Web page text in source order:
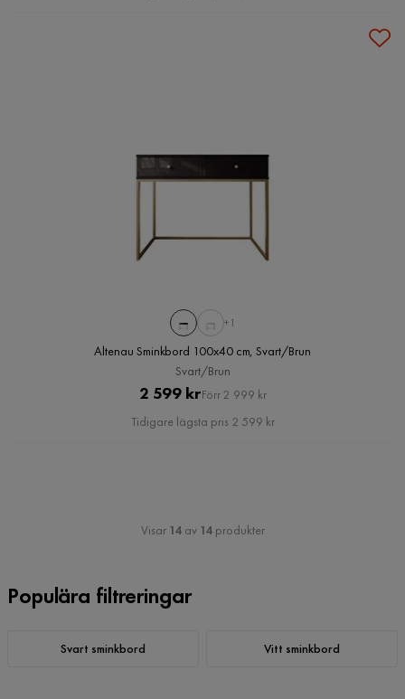
+1
Altenau Sminkbord 100x40 cm, Svart/Brun
Svart/Brun
Pris
2 599 krOriginal
Pris
Förr 2 999 kr
Tidigare lägsta pris 2 599 kr
Visar 14av 14produkter
Populära filtreringar
Svart sminkbord Vitt sminkbord